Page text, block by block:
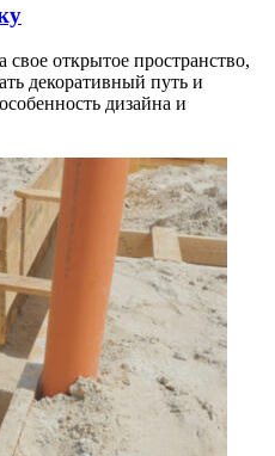
свое открытое пространство,
декоративный путь и
дизайна и